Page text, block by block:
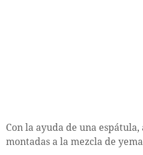
Con la ayuda de una
montadas a la mezcla de